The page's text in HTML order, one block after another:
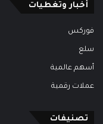
أخبار وتغطيات
فوركس
سلع
أسهم عالمية
عملات رقمية
تصنيفات